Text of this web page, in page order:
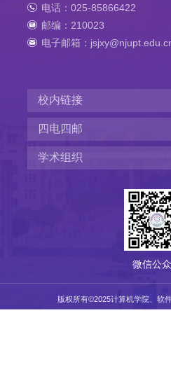
电话：025-85866422
邮编：210023
电子邮箱：
校内链接
四电四邮
学术组织
微信公
版权所有©️2025计算机学院、软